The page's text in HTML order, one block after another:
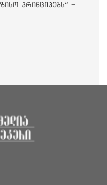
პრინციპებს“ -